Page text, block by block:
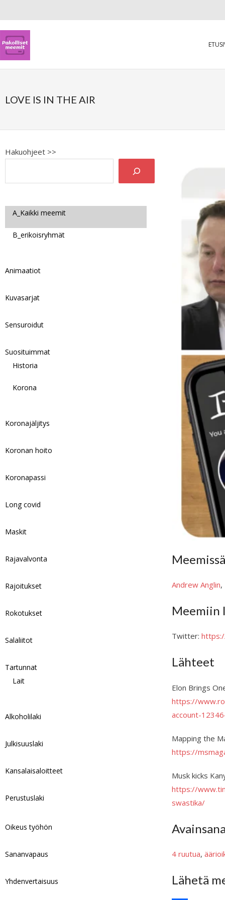
LOVE IS IN THE AIR
Andrew Anglin,
Meemiin
Twitter:
Lähteet
Elon Brings
https://
account-
Mapping the
https://
Musk kicks
https://
swastika/
4 ruutua,
Lähetä
Hakuohjeet >>
A_Kaikki meemit
B_erikoisryhmät
Animaatiot
Kuvasarjat
Sensuroidut
Suosituimmat
Historia
Korona
Koronajäljitys
Koronan hoito
Koronapassi
Long covid
Maskit
Rajavalvonta
Rajoitukset
Rokotukset
Salaliitot
Tartunnat
Lait
Alkoholilaki
Julkisuuslaki
Kansalaisaloitteet
Perustuslaki
Oikeus työhön
Sananvapaus
Yhdenvertaisuus